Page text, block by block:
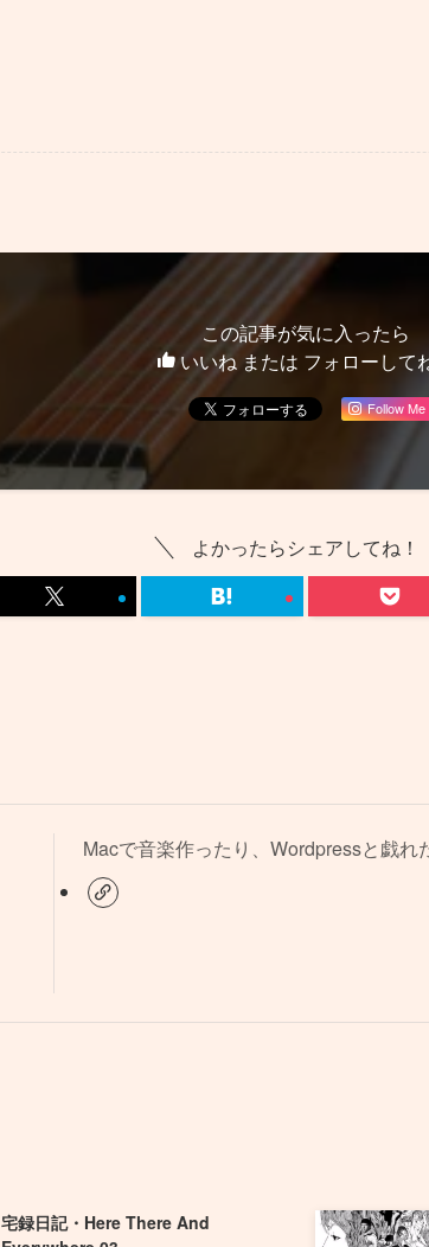
この記事が気に入ったら
いいね または フォローして
Follow Me
よかったらシェアしてね！
Macで音楽作ったり、Wordpressと戯れ
宅録日記・Here There And